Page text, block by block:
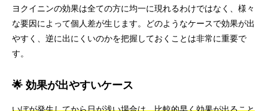
ヨクイニンの効果は全ての方に均一に現れるわけではなく、様々
な要因によって個人差が生じます。どのようなケースで効果が出
やすく、逆に出にくいのかを把握しておくことは非常に重要で
す。
🌟 効果が出やすいケース